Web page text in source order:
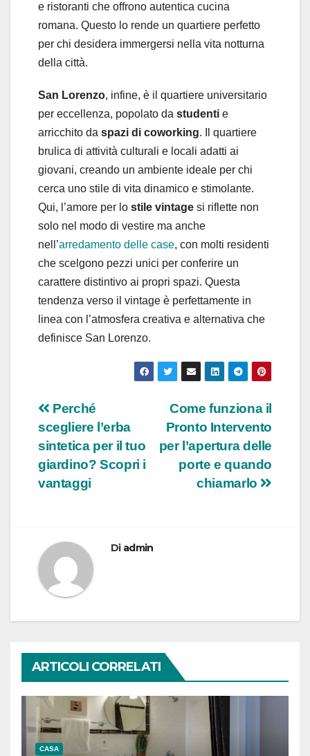
e ristoranti che offrono autentica cucina
romana. Questo lo rende un quartiere perfetto
per chi desidera immergersi nella vita notturna
della città.
San Lorenzo, infine, è il quartiere universitario
per eccellenza, popolato da studenti e
arricchito da spazi di coworking. Il quartiere
brulica di attività culturali e locali adatti ai
giovani, creando un ambiente ideale per chi
cerca uno stile di vita dinamico e stimolante.
Qui, l’amore per lo stile vintage si riflette non
solo nel modo di vestire ma anche
nell’arredamento delle case, con molti residenti
che scelgono pezzi unici per conferire un
carattere distintivo ai propri spazi. Questa
tendenza verso il vintage è perfettamente in
linea con l’atmosfera creativa e alternativa che
definisce San Lorenzo.
Navigazione
articoli
Come funziona il
Pronto Intervento
per l’apertura delle
porte e quando
chiamarlo
Perché
scegliere l’erba
sintetica per il tuo
giardino? Scopri i
vantaggi
Di admin
ARTICOLI CORRELATI
CASA